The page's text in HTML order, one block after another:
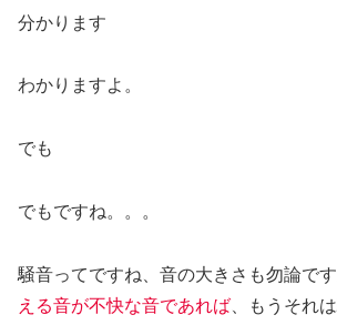
分かります
わかりますよ。
でも
でもですね。。。
騒音ってですね、音の大きさも勿論です
える音が不快な音であれば 、もうそれ